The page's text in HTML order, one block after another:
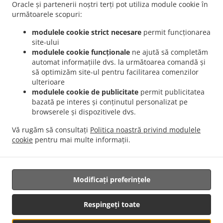
Oracle și partenerii noștri terți pot utiliza module cookie în
următoarele scopuri:
modulele cookie strict necesare permit funcționarea
site-ului
modulele cookie funcționale ne ajută să completăm
automat informațiile dvs. la următoarea comandă și
să optimizăm site-ul pentru facilitarea comenzilor
ulterioare
modulele cookie de publicitate permit publicitatea
bazată pe interes și conținutul personalizat pe
browserele și dispozitivele dvs.
Vă rugăm să consultați Politica noastră privind modulele
cookie pentru mai multe informații.
Respingeți toate
Modificați preferințele
mâncare Romanesc București Sector 3
Livrare mâncare Romanesc București Sector 5 .
Livrare mâncare Romanesc
București Sector 6
Livrare mâncare Romanesc București Fundeni
Livrare mâncare
Romanesc București . Livrare mâncare Romanesc Popești-Leordeni Sector 3 . Livrare
mâncare Romanesc Popești-Leordeni Sector 4
. Livrare mâncare Romanesc Popești-
.
Dobroești Sector 2
Livrare mâncare Romanesc Dobroești
Livrare mâncare
Romanesc Voluntari Pipera
Livrare mâncare Romanesc Voluntari Sector 2
mâncare Romanesc Jilava
Livrare mâncare Romanesc Bragadiru .